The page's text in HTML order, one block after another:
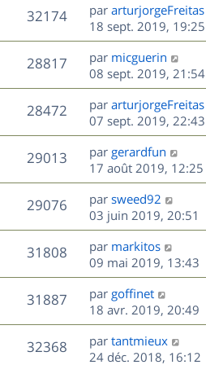
e
s
a
g
e
m
e
s
s
a
g
e
s
i
e
r
m
e
s
s
a
g
e
32174V
u
s
D
e
r
n
i
e
r
m
e
s
s
a
g
e
par arturjorgeFreitas
18 sept. 2019, 19:25
28817V
u
e
s
D
e
r
n
i
e
r
m
e
s
s
a
g
e
par micguerin
08 sept. 2019, 21:54
28472V
u
e
D
e
r
n
i
e
r
m
e
s
s
a
g
e
par arturjorgeFreitas
07 sept. 2019, 22:43
29013V
u
e
s
D
e
r
n
i
e
r
m
e
s
s
a
g
par gerardfun
17 août 2019, 12:25
29076V
u
e
s
D
e
r
n
i
e
r
m
e
s
s
par sweed92
03 juin 2019, 20:51
31808V
u
s
D
e
r
n
i
e
r
m
par markitos
09 mai 2019, 13:43
31887V
u
e
D
e
r
n
i
par goffinet
18 avr. 2019, 20:49
32368V
D
e
par tantmieux
24 déc. 2018, 16:12